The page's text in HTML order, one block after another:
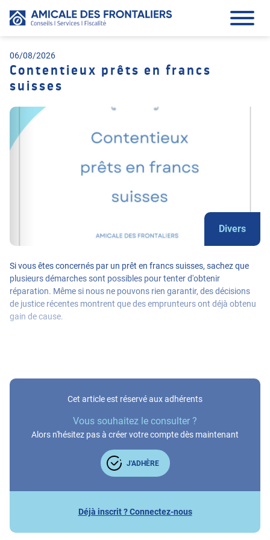
06/08/2026
Contentieux prêts en francs
suisses
Divers
Si vous êtes concernés par un prêt en francs suisses, sachez que
plusieurs démarches sont possibles pour tenter d'obtenir
réparation. Même si nous ne pouvons rien garantir, des décisions
de justice récentes montrent que des emprunteurs ont déjà obtenu
gain de cause.
Cet article est réservé aux adhérents
Vous souhaitez le consulter ?
Alors n'hésitez pas à créer votre compte dès maintenant
J'ADHÈRE
Déjà inscrit ? Connectez-nous